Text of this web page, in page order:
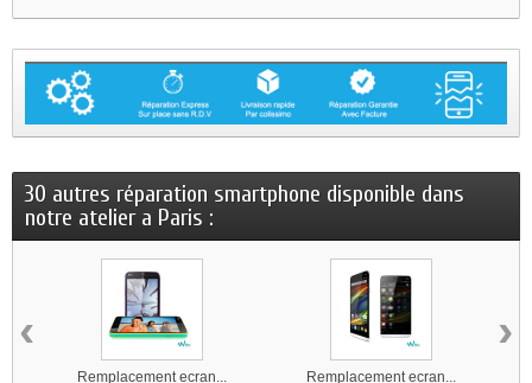
30 autres réparation smartphone disponible dans
notre atelier a Paris :
Remplacement ecran... Remplacement ecran...
‹ ›